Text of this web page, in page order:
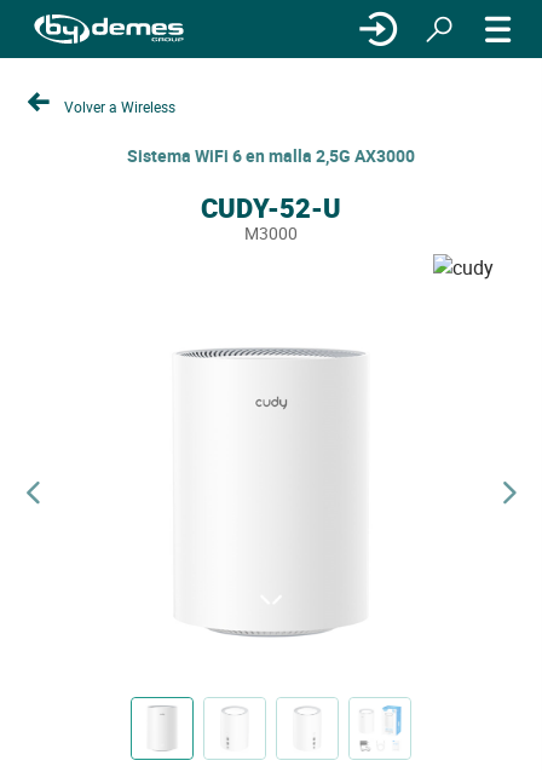
Volver a Wireless
Sistema WiFi 6 en malla 2,5G AX3000
CUDY-52-U
M3000